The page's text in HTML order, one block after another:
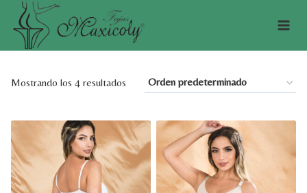
Saltar
contenido
Mostrando los 4 resultados